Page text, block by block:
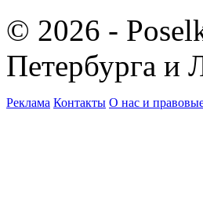
© 2026 -
Петербурга и
Реклама Контакты О нас и